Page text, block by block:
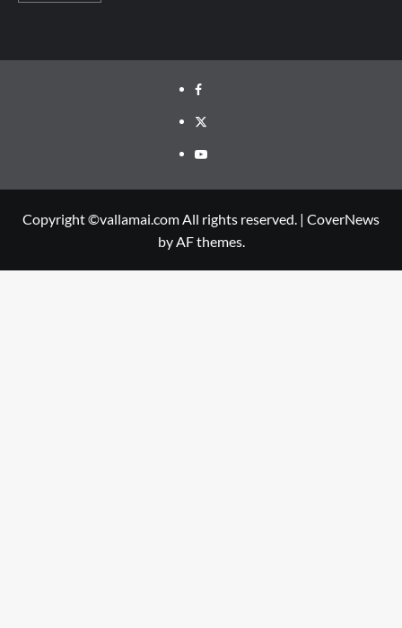
Facebook
Twitter
Youtube
Copyright ©vallamai.com All rights reserved. | CoverNews
by AF themes.